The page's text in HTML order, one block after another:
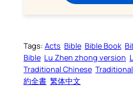
Tags: Acts Bible Bible Book
Bible Lu Zhen zhong version
Traditional Chinese
約全書 繁体中文